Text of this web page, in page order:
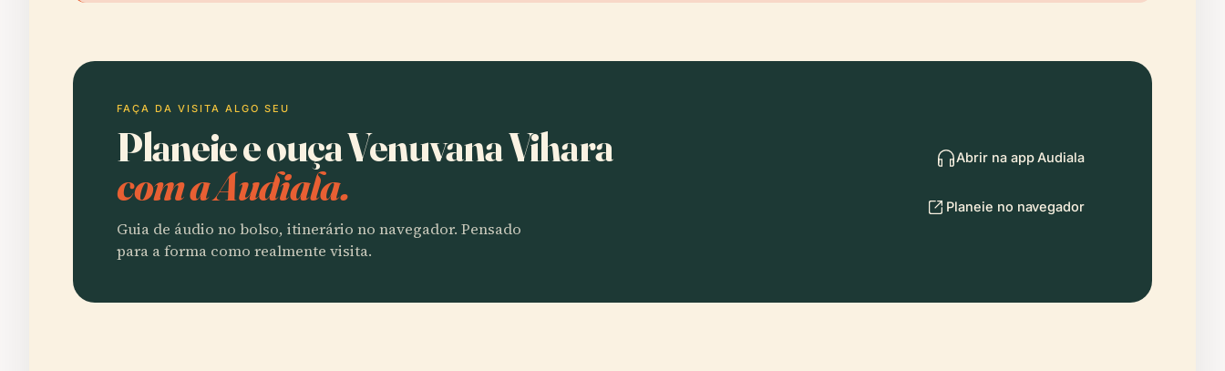
FAÇA DA VISITA ALGO SEU
Planeie e ouça Venuvana Vihara
com a Audiala.
Guia de áudio no bolso, itinerário no navegador. Pensado
para a forma como realmente visita.
Abrir na app Audiala
Planeie no navegador